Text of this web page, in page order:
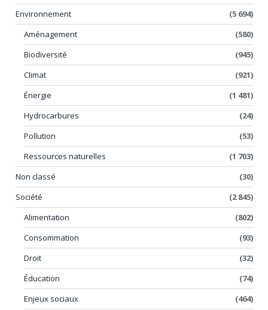
Environnement
(5 694)
Aménagement
(580)
Biodiversité
(945)
Climat
(921)
Énergie
(1 481)
Hydrocarbures
(24)
Pollution
(53)
Ressources naturelles
(1 703)
Non classé
(30)
Société
(2 845)
Alimentation
(802)
Consommation
(93)
Droit
(32)
Éducation
(74)
Enjeux sociaux
(464)